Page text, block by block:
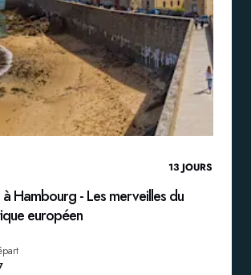
13 JOURS
Hambourg - Les merveilles du
européen